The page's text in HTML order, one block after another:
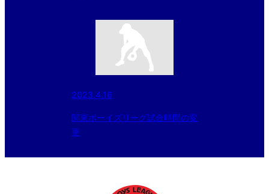
2023.4.16
関東ボーイズリーグ試合時間の変
更